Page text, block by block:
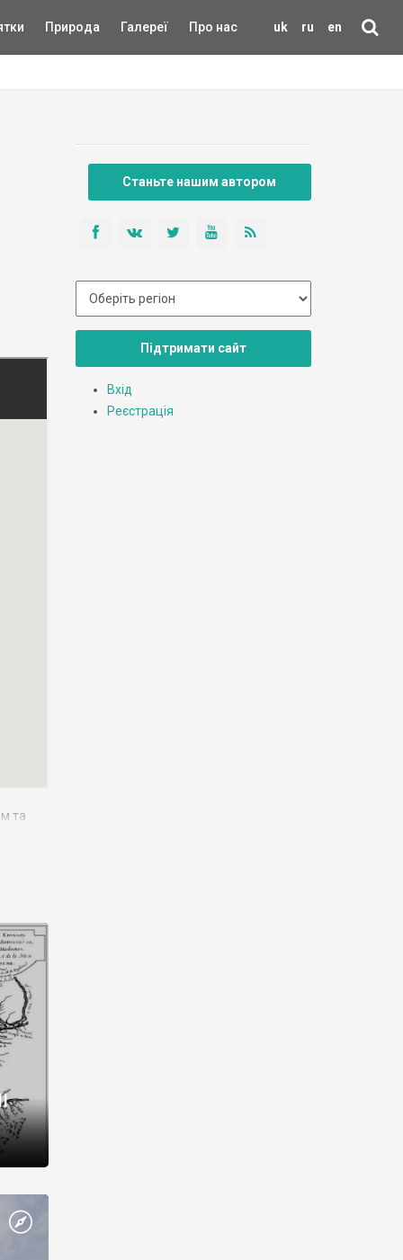
uk ru en
Природа Галереї Про нас
та
Станьте нашим автором
Підтримати сайт
Вхід
Реєстрація